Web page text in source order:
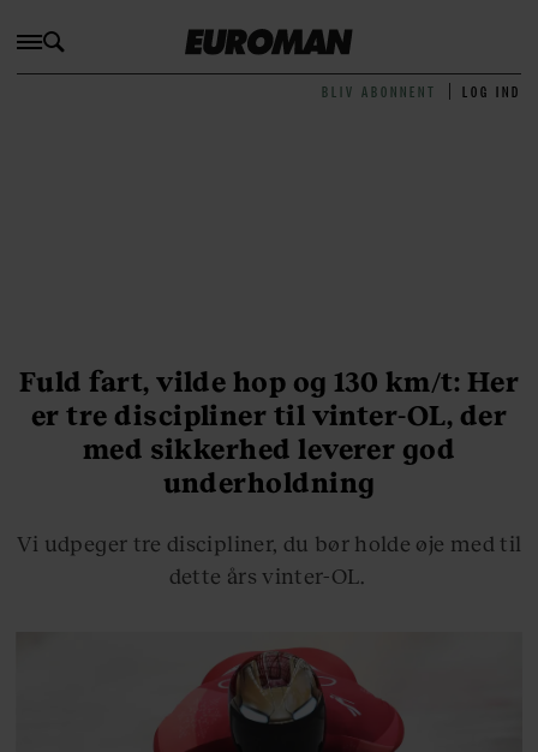
BLIV ABONNENT LOG IND
Fuld fart, vilde hop og 130 km/t: Her
er tre discipliner til vinter-OL, der
med sikkerhed leverer god
underholdning
Vi udpeger tre discipliner, du bør holde øje med til
dette års vinter-OL.